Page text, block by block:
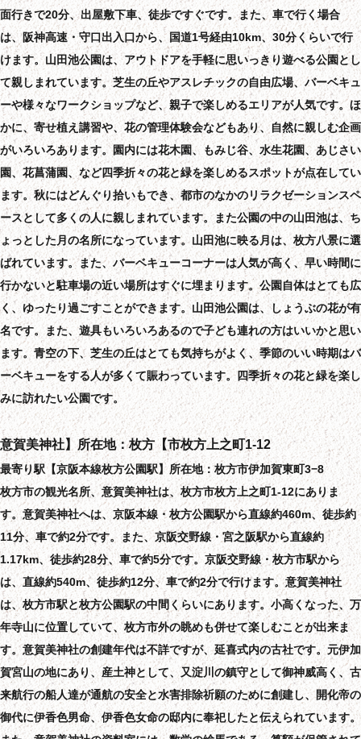
面行きで20分、出屋敷下車、徒歩ですぐです。また、車で行く場合
は、阪神高速・守口出入口から、国道1号経由10km、30分くらいで行
けます。山田池公園は、アウトドアを手軽に思いっきり遊べる公園とし
て親しまれています。芝生の丘やアスレチックの自由広場、バーベキュ
ーや様々なワークショップなど、親子で楽しめるエリアが人気です。ほ
かに、寄せ植え講習や、花の管理体験会などもあり、自然に親しむ企画
がいろいろあります。園内には花木園、もみじ谷、水生花園、あじさい
園、花菖蒲園、など四季折々の花と緑を楽しめるスポットが点在してい
ます。秋にはどんぐり拾いもでき、都市のなかのリラクゼーションスペ
ースとして多くの人に親しまれています。また公園の中の山田池は、ち
ょっとした月の名所になっています。山田池に映る月は、枚方八景に選
ばれています。また、バーベキューコーナーは人気が高く、早い時間に
行かないと駐車場の近い場所はすぐに埋まります。公園自体はとても広
く、ゆったり過ごすことができます。山田池公園は、しょうぶの花が有
名です。また、遊具もいろいろあるので子ども連れの方はいいかと思い
ます。青空の下、芝生の丘はとても気持ちがよく、季節のいい時期はバ
ーベキューをする人が多くて賑わっています。四季折々の花と緑を楽し
みに訪れたい公園です。
意賀美神社】所在地：枚方【市枚方上之町1-12
最寄り駅【京阪本線枚方公園駅】所在地：枚方市伊加賀東町3−8
枚方市の観光名所、意賀美神社は、枚方市枚方上之町1-12にありま
す。意賀美神社へは、京阪本線・枚方公園駅から直線約460m、徒歩約
11分、車で約2分です。また、京阪交野線・宮之阪駅から直線約
1.17km、徒歩約28分、車で約5分です。京阪交野線・枚方市駅から
は、直線約540m、徒歩約12分、車で約2分で行けます。意賀美神社
は、枚方市駅と枚方公園駅の中間くらいにあります。小高くなった、万
年寺山に位置していて、枚方市外の眺めも併せて楽しむことが出来ま
す。意賀美神社の創建年代は不詳ですが、延喜式内の古社です。元伊加
賀宮山の地にあり、産土神として、又淀川の鎮守として御神威高く、古
来航行の船人達が通航の安全と水害排除祈願のために創建し、開化帝の
御代に伊香色男命、伊香色女命の邸内に奉祀したと伝えられています。